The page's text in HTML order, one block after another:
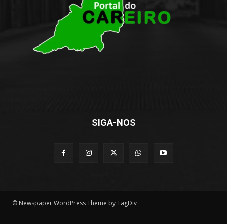
SIGA-NOS
© Newspaper WordPress Theme by TagDiv